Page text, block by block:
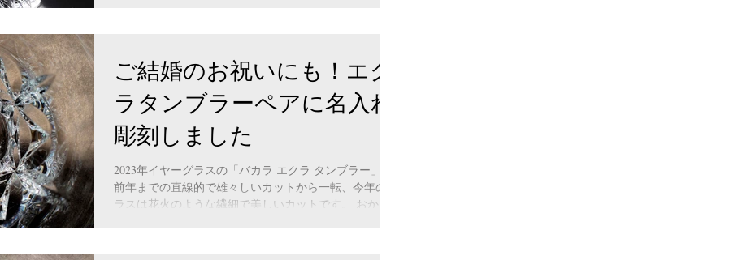
ご結婚のお祝いにも！エク
ラタンブラーペアに名入れ
彫刻しました
2023年イヤーグラスの「バカラ エクラ タンブラー」。
前年までの直線的で雄々しいカットから一転、今年のグ
ラスは花火のような繊細で美しいカットです。 おかげ